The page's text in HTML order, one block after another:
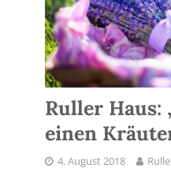
Ruller Haus:
einen
4. August 2018